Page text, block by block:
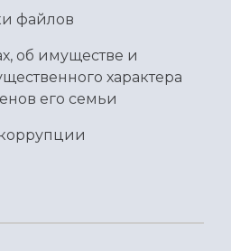
кампус
организации
файлов
об имуществе и
характера
его семьи